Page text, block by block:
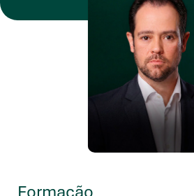
Formação